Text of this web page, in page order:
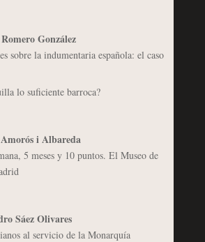
González
sobre la indumentaria española: el caso
lo suficiente barroca?
i Albareda
5 meses y 10 puntos. El Museo de
Sáez Olivares
al servicio de la Monarquía